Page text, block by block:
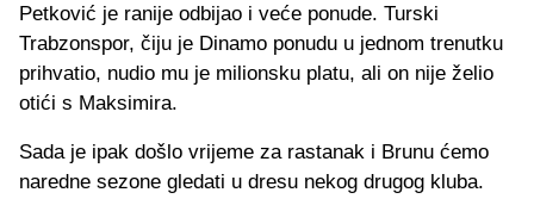
Petković je ranije odbijao i veće ponude. Turski
Trabzonspor, čiju je Dinamo ponudu u jednom trenutku
prihvatio, nudio mu je milionsku platu, ali on nije želio
otići s Maksimira.
Sada je ipak došlo vrijeme za rastanak i Brunu ćemo
naredne sezone gledati u dresu nekog drugog kluba.